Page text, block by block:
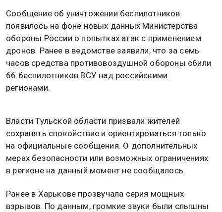
Сообщение об уничтожении беспилотников
появилось на фоне новых данных Министерства
обороны России о попытках атак с применением
дронов. Ранее в ведомстве заявили, что за семь
часов средства противовоздушной обороны сбили
66 беспилотников ВСУ над российскими
регионами.
Власти Тульской области призвали жителей
сохранять спокойствие и ориентироваться только
на официальные сообщения. О дополнительных
мерах безопасности или возможных ограничениях
в регионе на данный момент не сообщалось.
Ранее в Харькове прозвучала серия мощных
взрывов. По данным, громкие звуки были слышны